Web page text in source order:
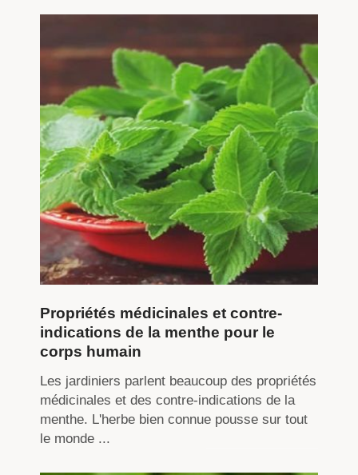
Propriétés médicinales et contre-
indications de la menthe pour le
corps humain
Les jardiniers parlent beaucoup des propriétés
médicinales et des contre-indications de la
menthe. L'herbe bien connue pousse sur tout
le monde ...